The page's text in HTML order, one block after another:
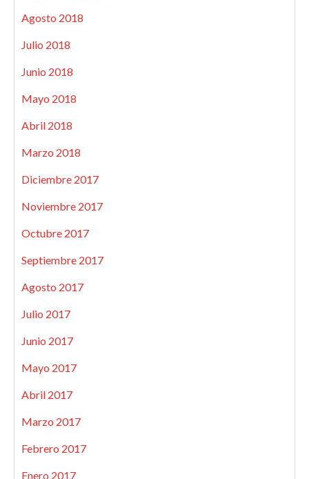
Agosto 2018
Julio 2018
Junio 2018
Mayo 2018
Abril 2018
Marzo 2018
Diciembre 2017
Noviembre 2017
Octubre 2017
Septiembre 2017
Agosto 2017
Julio 2017
Junio 2017
Mayo 2017
Abril 2017
Marzo 2017
Febrero 2017
Enero 2017